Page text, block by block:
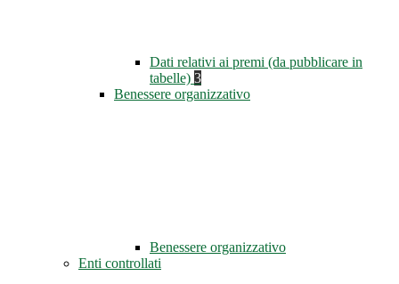
Dati relativi ai premi (da pubblicare in
tabelle) 3
Benessere organizzativo
Benessere organizzativo
Enti controllati